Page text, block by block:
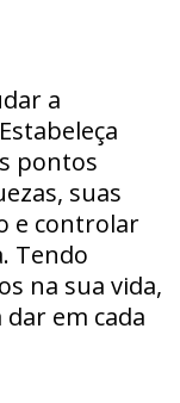
a
pontos
suas
e controlar
Tendo
na sua vida,
em cada